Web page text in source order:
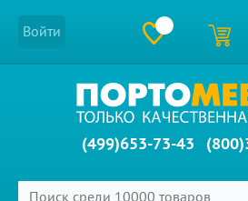
Войти
(499)653-73-43